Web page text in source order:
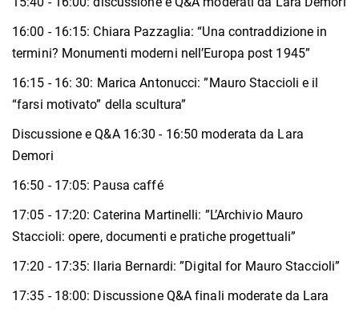
16:00 - 16:15: Chiara Pazzaglia: “Una contraddizione in
termini? Monumenti moderni nell’Europa post 1945”
16:15 - 16: 30: Marica Antonucci: ”Mauro Staccioli e il
“farsi motivato” della scultura”
Discussione e Q&A 16:30 - 16:50 moderata da Lara
Demori
16:50 - 17:05: Pausa caffé
17:05 - 17:20: Caterina Martinelli: ”L’Archivio Mauro
Staccioli: opere, documenti e pratiche progettuali”
17:20 - 17:35: Ilaria Bernardi: ”Digital for Mauro Staccioli”
17:35 - 18:00: Discussione Q&A finali moderate da Lara